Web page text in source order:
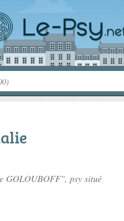
GOLOUBOFF", psy situé